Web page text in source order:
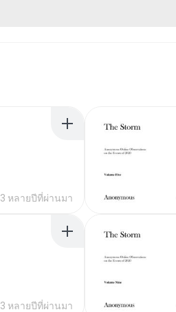
3 หลายปีที่ผ่านมา
3 หลายปีที่ผ่านมา